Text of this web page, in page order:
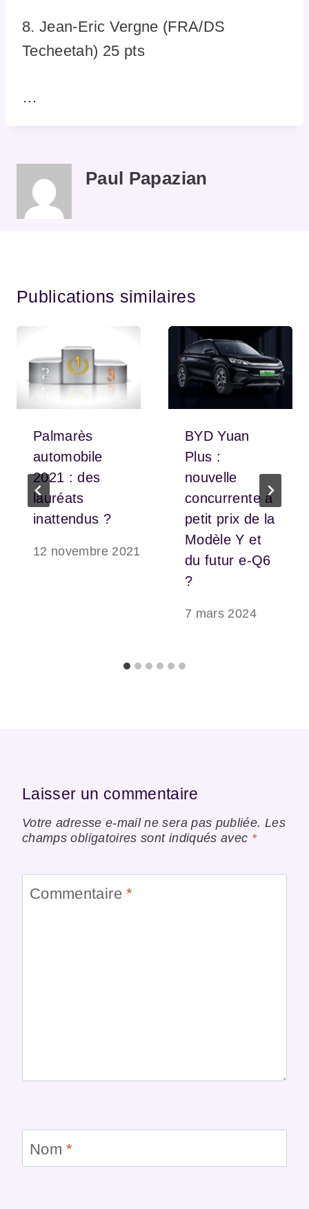
8. Jean-Eric Vergne (FRA/DS
Techeetah) 25 pts
…
Paul Papazian
Publications similaires
Palmarès
automobile
2021 : des
lauréats
inattendus ?
12 novembre 2021
BYD Yuan
Plus :
nouvelle
concurrente à
petit prix de la
Modèle Y et
du futur e-Q6
?
7 mars 2024
Laisser un commentaire
Votre adresse e-mail ne sera pas publiée. Les
champs obligatoires sont indiqués avec *
Commentaire*
Nom*